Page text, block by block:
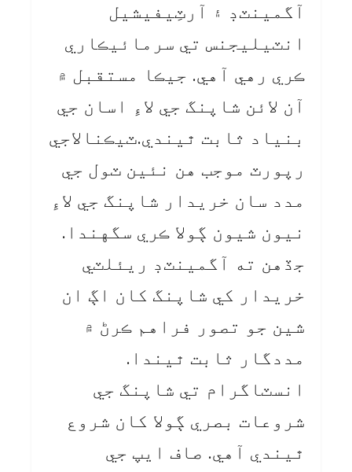
آگمينٽڊ ۽ آرٽِيفيشيل
انٽيليجنس تي سرمائيڪاري
ڪري رهي آهي. جيڪا مستقبل ۾
آن لائن شاپنگ جي لاءِ اسان جي
بنياد ثابت ٿيندي.ٽيڪنالاجي
رپورٽ موجب هن نئين ٽول جي
مدد سان خريدار شاپنگ جي لاءِ
نيون شيون ڳولا ڪري سگهندا.
جڏهن ته آگمينٽڊ ريئلٽي
خريدار کي شاپنگ کان اڳ ان
شين جو تصور فراهم ڪرڻ ۾
مددگار ثابت ٿيندا.
انسٽاگرام تي شاپنگ جي
شروعات بصري ڳولا کان شروع
ٿيندي آهي. صاف ايپ جي